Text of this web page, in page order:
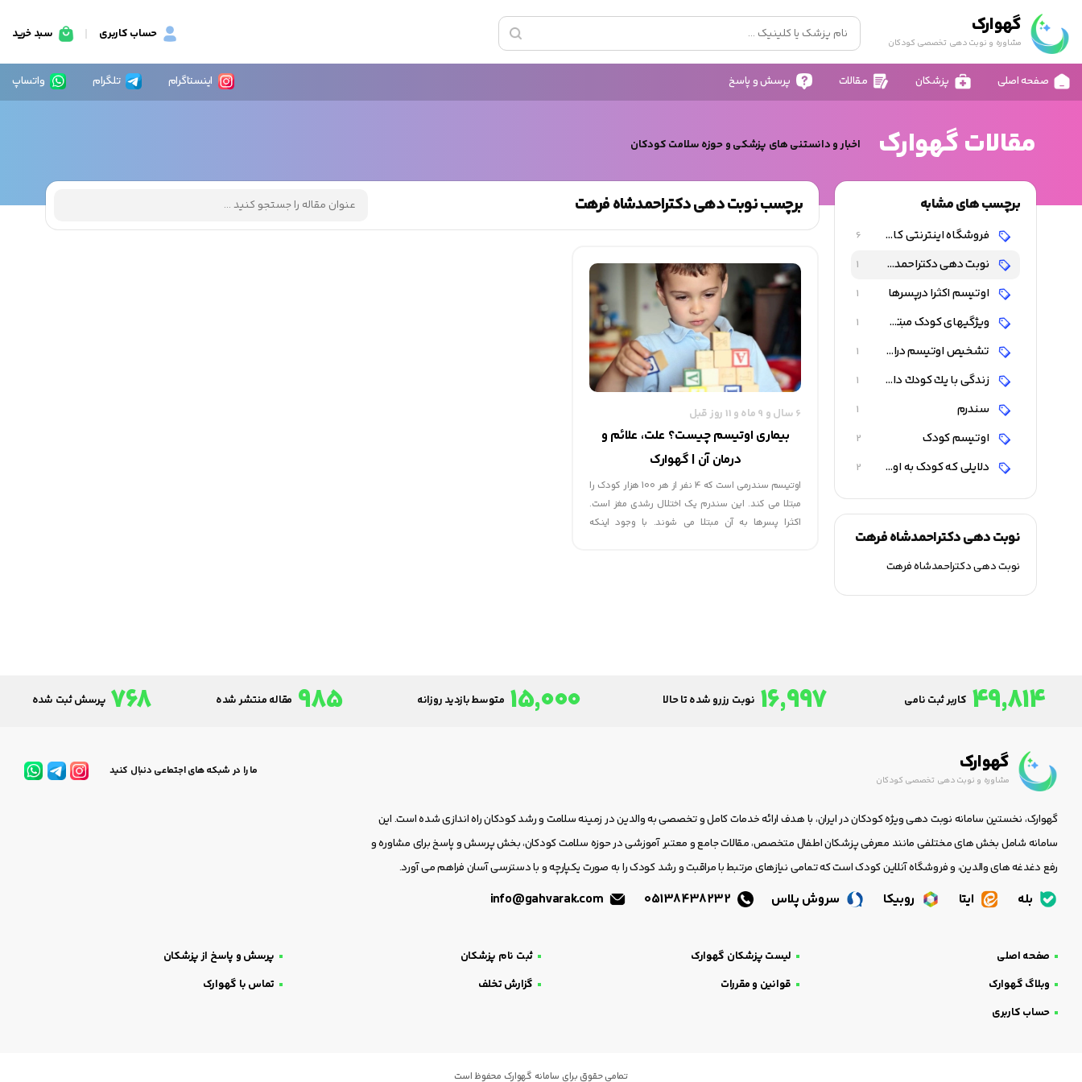
گهوارک
مشاوره و نوبت دهی تخصصی کودکان
حساب کاربری سبد خرید
صفحه اصلی پزشکان مقالات پرسش و پاسخ اینستاگرام تلگرام واتساپ
مقالات گهوارک اخبار و دانستنی های پزشکی و حوزه سلامت کودکان
برچسب های مشابه
فروشگاه اینترنتی کالای کودک و نوزاد 6
نوبت دهی دکتراحمدشاه فرهت 1
اوتیسم اکثرا درپسرها 1
ویژگیهای کودک مبتلا به اوتیسم 1
تشخیص اوتیسم دراوایل تولد 1
زندگی با يك كودك داراي اتوتیسم 1
سندرم 1
اوتیسم کودک 2
دلایلی که کودک به اوتیسم مبتلا شود 2
نوبت دهی دکتراحمدشاه فرهت
نوبت دهی دکتراحمدشاه فرهت
برچسب نوبت دهی دکتراحمدشاه فرهت
6 سال و 9 ماه و 11 روز قبل
بیماری اوتیسم چیست؟ علت، علائم و
درمان آن | گهوارک
اوتیسم سندرمی است که 4 نفر از هر 100 هزار کودک را
مبتلا می کند. این سندرم یک اختلال رشدی مغز است.
اکثرا پسرها به آن مبتلا می شوند. با وجود اینکه
49,814 کاربر ثبت نامی 16,997 نوبت رزرو شده تا حالا 15,000 متوسط بازدید روزانه 985 مقاله منتشر شده 768 پرسش ثبت شده
گهوارک
مشاوره و نوبت دهی تخصصی کودکان
ما را در شبکه های اجتماعی دنبال کنید
گهوارک، نخستین سامانه نوبت دهی ویژه کودکان در ایران، با هدف ارائه خدمات کامل و تخصصی به والدین در زمینه سلامت و رشد کودکان راه اندازی شده است. این
سامانه شامل بخش های مختلفی مانند معرفی پزشکان اطفال متخصص، مقالات جامع و معتبر آموزشی در حوزه سلامت کودکان، بخش پرسش و پاسخ برای مشاوره و
رفع دغدغه های والدین، و فروشگاه آنلاین کودک است که تمامی نیازهای مرتبط با مراقبت و رشد کودک را به صورت یکپارچه و با دسترسی آسان فراهم می آورد.
بله ایتا روبیکا سروش پلاس
صفحه اصلی لیست پزشکان گهوارک ثبت نام پزشکان
پرسش و پاسخ از پزشکان
وبلاگ گهوارک
قوانین و مقررات گزارش تخلف
تماس با گهوارک
حساب کاربری
تمامی حقوق برای سامانه گهوارک محفوظ است